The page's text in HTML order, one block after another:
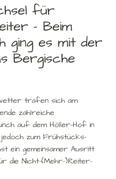
für
– Beim
ging es mit der
Bergische
trafen sich am
zahlreiche
auf dem Höller-Hof in
zum Frühstücks-
ein gemeinsamer Ausritt
die Nicht-(Mehr-)Reiter-